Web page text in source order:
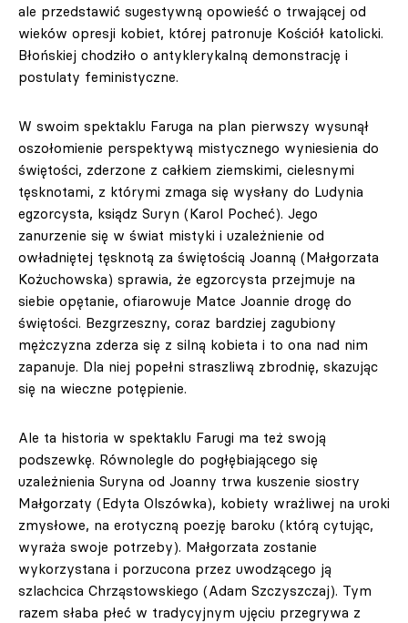
ale przedstawić sugestywną opowieść o trwającej od
wieków opresji kobiet, której patronuje Kościół katolicki.
Błońskiej chodziło o antyklerykalną demonstrację i
postulaty feministyczne.
W swoim spektaklu Faruga na plan pierwszy wysunął
oszołomienie perspektywą mistycznego wyniesienia do
świętości, zderzone z całkiem ziemskimi, cielesnymi
tęsknotami, z którymi zmaga się wysłany do Ludynia
egzorcysta, ksiądz Suryn (Karol Pocheć). Jego
zanurzenie się w świat mistyki i uzależnienie od
owładniętej tęsknotą za świętością Joanną (Małgorzata
Kożuchowska) sprawia, że egzorcysta przejmuje na
siebie opętanie, ofiarowuje Matce Joannie drogę do
świętości. Bezgrzeszny, coraz bardziej zagubiony
mężczyzna zderza się z silną kobieta i to ona nad nim
zapanuje. Dla niej popełni straszliwą zbrodnię, skazując
się na wieczne potępienie.
Ale ta historia w spektaklu Farugi ma też swoją
podszewkę. Równolegle do pogłębiającego się
uzależnienia Suryna od Joanny trwa kuszenie siostry
Małgorzaty (Edyta Olszówka), kobiety wrażliwej na uroki
zmysłowe, na erotyczną poezję baroku (którą cytując,
wyraża swoje potrzeby). Małgorzata zostanie
wykorzystana i porzucona przez uwodzącego ją
szlachcica Chrząstowskiego (Adam Szczyszczaj). Tym
razem słaba płeć w tradycyjnym ujęciu przegrywa z